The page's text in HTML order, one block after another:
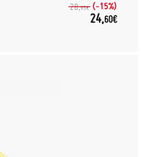
28,95€ (-15%)
24,60€